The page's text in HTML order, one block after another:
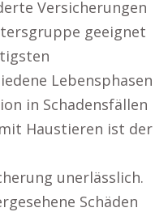
Versicherungen
geeignet
Lebensphasen
in Schadensfällen
Haustieren ist der
unerlässlich.
Schäden